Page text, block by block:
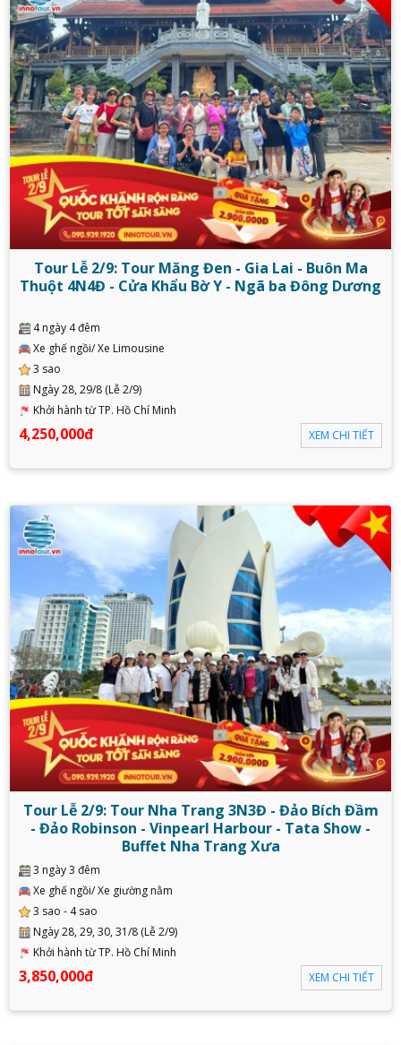
Tour Lễ 2/9: Tour Măng Đen - Gia Lai - Buôn Ma
Thuột 4N4Đ - Cửa Khẩu Bờ Y - Ngã ba Đông Dương
4 ngày 4 đêm
Xe ghế ngồi/ Xe Limousine
3 sao
Ngày 28, 29/8 (Lễ 2/9)
Khởi hành từ TP. Hồ Chí Minh
4,250,000đ XEM CHI TIẾT
Tour Lễ 2/9: Tour Nha Trang 3N3Đ - Đảo Bích Đầm
- Đảo Robinson - Vinpearl Harbour - Tata Show -
Buffet Nha Trang Xưa
3 ngày 3 đêm
Xe ghế ngồi/ Xe giường nằm
3 sao - 4 sao
Ngày 28, 29, 30, 31/8 (Lễ 2/9)
Khởi hành từ TP. Hồ Chí Minh
3,850,000đ XEM CHI TIẾT